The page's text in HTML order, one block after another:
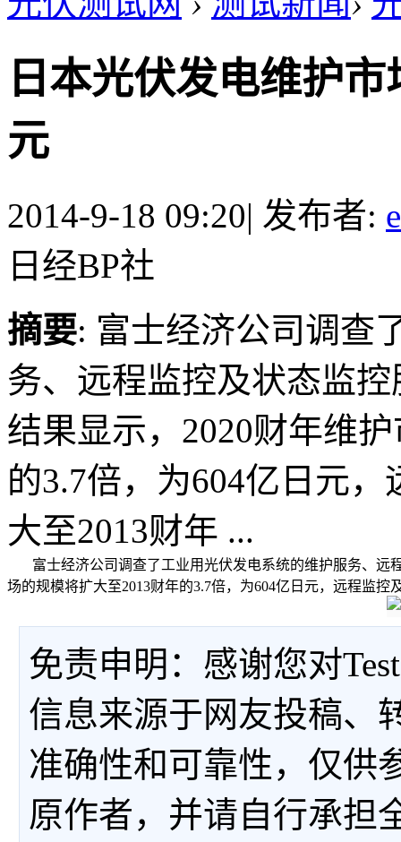
日本光伏发电维护
元
2014-9-18 09:20| 发布者:
日经BP社
摘要: 富士经济公司调查
务、远程监控及状态监
结果显示，2020财年维
的3.7倍，为604亿日元
大至2013财年 ...
富士经济公司调查了工业用光伏发电系统的维护服务、远
场的规模将扩大至2013财年的3.7倍，为604亿日元，远程监控
免责申明：感谢您对
信息来源于网友投稿、
准确性和可靠性，仅供
原作者，并请自行承担